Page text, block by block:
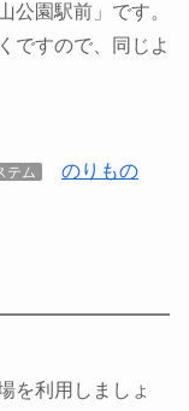
公園駅前」です。
ですので、同じよ
テム
のりもの
を利用しましょ